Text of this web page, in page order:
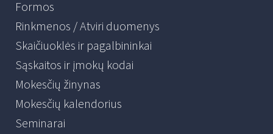
Formos
Rinkmenos / Atviri duomenys
Skaičiuoklės ir pagalbininkai
Sąskaitos ir įmokų kodai
Mokesčių žinynas
Mokesčių kalendorius
Seminarai